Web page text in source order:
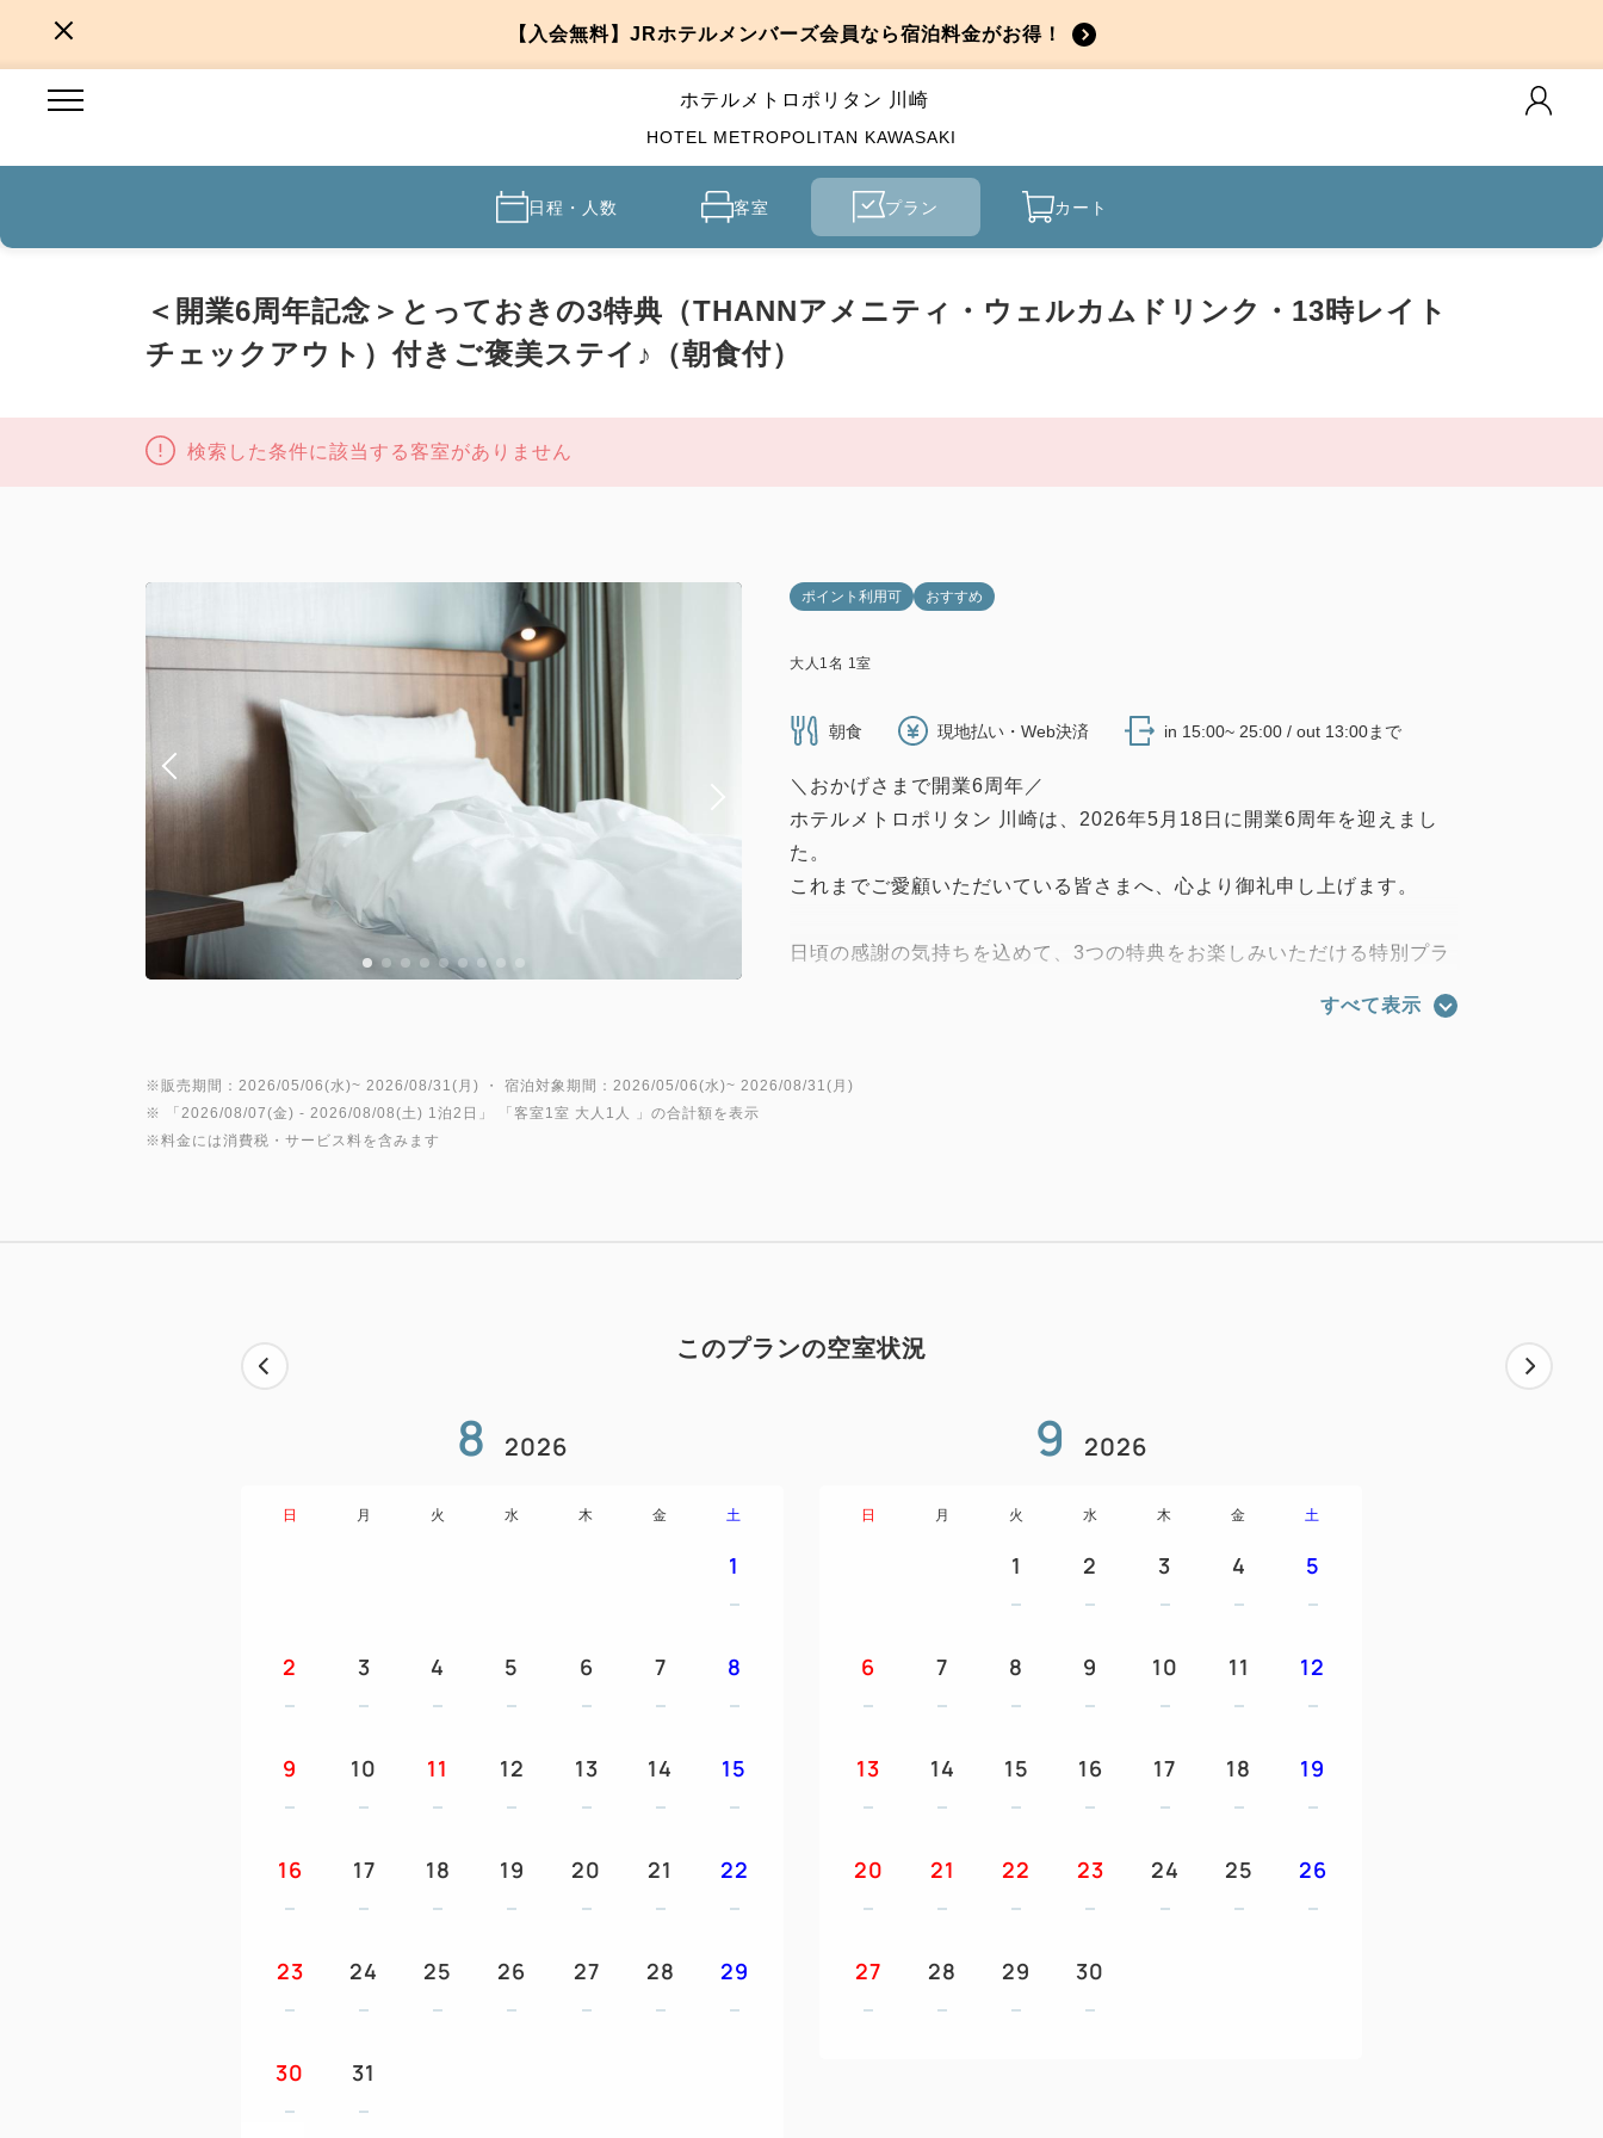
【入会無料】JRホテルメンバーズ会員なら宿泊料金がお得！
ホテルメトロポリタン 川崎
HOTEL METROPOLITAN KAWASAKI
日程・人数 客室 プラン カート
＜開業6周年記念＞とっておきの3特典（THANNアメニティ・ウェルカムドリンク・13時レイト
チェックアウト）付きご褒美ステイ♪（朝食付）
検索した条件に該当する客室がありません
ポイント利用可 おすすめ
大人 1名 1室
朝食 現地払い・Web決済 in 15:00~ 25:00 / out 13:00まで
＼おかげさまで開業6周年／
ホテルメトロポリタン 川崎は、2026年5月18日に開業6周年を迎えまし
た。
これまでご愛顧いただいている皆さまへ、心より御礼申し上げます。
日頃の感謝の気持ちを込めて、3つの特典をお楽しみいただける特別プラ
上質な香りとやさしい使用感で、ゆったりとしたバスタイムをお過ごし
朝の時間も慌ただしさから離れ、ご滞在の余韻をゆっくりとお楽しみく
スイートルームのみでご用意しているTHANNのアメニティセット（シ
すべて表示
※販売期間：2026/05/06(水)~ 2026/08/31(月) ・ 宿泊対象期間：2026/05/06(水)~ 2026/08/31(月)
※ 「 2026/08/07(金) - 2026/08/08(土) 1泊2日 」 「 客室1室 大人1人
」の合計額を表示
※料金には消費税・サービス料を含みます
このプランの空室状況
8 2026
日 月 火 水 木 金 土
1
2 3 4 5 6 7 8
9 10 11 12 13 14 15
16 17 18 19 20 21 22
23 24 25 26 27 28 29
30 31
9 2026
日 月 火 水 木 金 土
1 2 3 4 5
6 7 8 9 10 11 12
13 14 15 16 17 18 19
20 21 22 23 24 25 26
27 28 29 30